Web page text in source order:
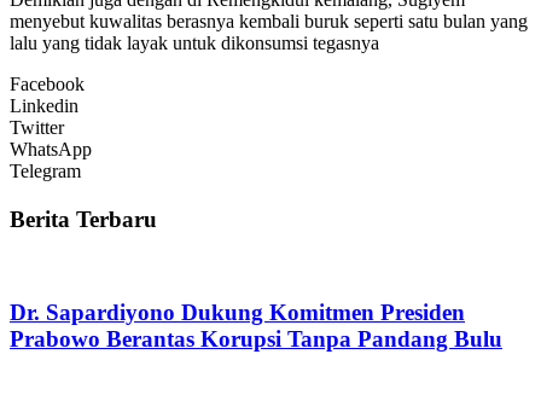
menyebut kuwalitas berasnya kembali buruk seperti satu bulan yang
lalu yang tidak layak untuk dikonsumsi tegasnya
Facebook
Linkedin
Twitter
WhatsApp
Telegram
Berita Terbaru
Dr. Sapardiyono Dukung Komitmen Presiden
Prabowo Berantas Korupsi Tanpa Pandang Bulu